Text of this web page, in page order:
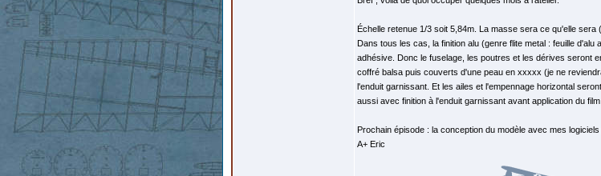
Échelle retenue 1/3 soit 5,84m. La masse sera ce qu'elle sera
Dans tous les cas, la finition alu (genre flite metal : feuille
adhésive. Donc le fuselage, les poutres et les dérives seront
coffré balsa puis couverts d'une peau en xxxxx (je ne
l'enduit garnissant. Et les ailes et l'empennage horizontal
aussi avec finition à l'enduit garnissant avant application du film
Prochain épisode : la conception du modèle avec mes
A+ Eric